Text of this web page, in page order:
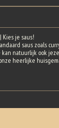
Kies je saus!
saus zoals
kan natuurlijk ook
heerlijke